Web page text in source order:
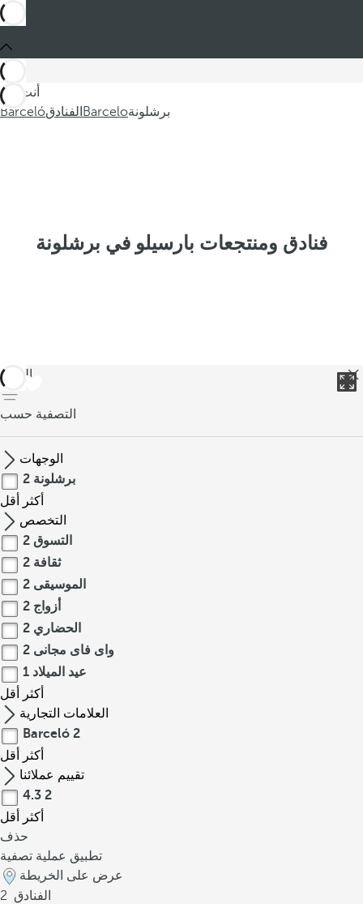
أنت في
Barcelóالفنادق Barceloبرشلونة
فنادق ومنتجعات بارسيلو في برشلونة
العودة
التصفية حسب
الوجهات
برشلونة 2
أكثر
أقل
التخصص
التسوق 2
ثقافة 2
الموسيقى 2
أزواج 2
الحضاري 2
واى فاى مجانى 2
عيد الميلاد 1
أكثر
أقل
العلامات التجارية
Barceló 2
أكثر
أقل
تقييم عملائنا
4.3 2
أكثر
أقل
حذف
تطبيق عملية تصفية
عرض على الخريطة
2 الفنادق